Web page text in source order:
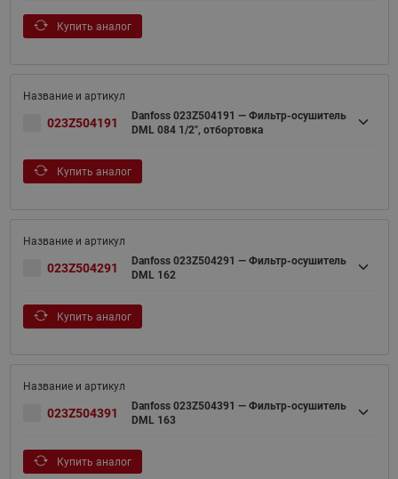
Купить аналог
023Z504191
Danfoss 023Z504191 — Фильтр-осушитель
DML 084 1/2", отбортовка
Купить аналог
023Z504291
Danfoss 023Z504291 — Фильтр-осушитель
DML 162
Купить аналог
023Z504391
Danfoss 023Z504391 — Фильтр-осушитель
DML 163
Купить аналог